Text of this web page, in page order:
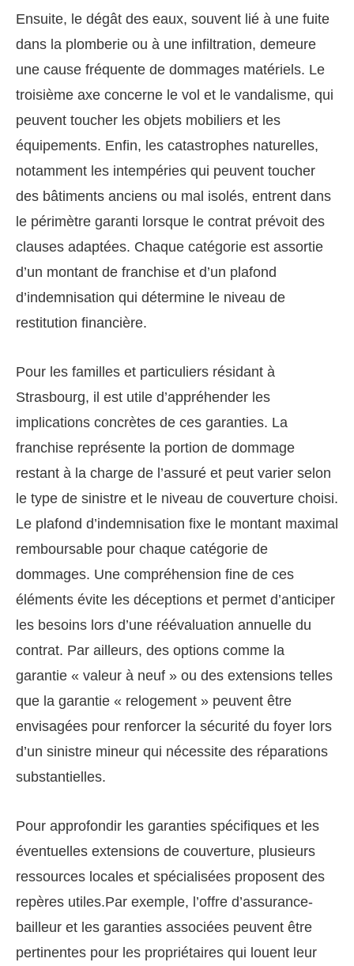
Ensuite, le dégât des eaux, souvent lié à une fuite
dans la plomberie ou à une infiltration, demeure
une cause fréquente de dommages matériels. Le
troisième axe concerne le vol et le vandalisme, qui
peuvent toucher les objets mobiliers et les
équipements. Enfin, les catastrophes naturelles,
notamment les intempéries qui peuvent toucher
des bâtiments anciens ou mal isolés, entrent dans
le périmètre garanti lorsque le contrat prévoit des
clauses adaptées. Chaque catégorie est assortie
d’un montant de franchise et d’un plafond
d’indemnisation qui détermine le niveau de
restitution financière.
Pour les familles et particuliers résidant à
Strasbourg, il est utile d’appréhender les
implications concrètes de ces garanties. La
franchise représente la portion de dommage
restant à la charge de l’assuré et peut varier selon
le type de sinistre et le niveau de couverture choisi.
Le plafond d’indemnisation fixe le montant maximal
remboursable pour chaque catégorie de
dommages. Une compréhension fine de ces
éléments évite les déceptions et permet d’anticiper
les besoins lors d’une réévaluation annuelle du
contrat. Par ailleurs, des options comme la
garantie « valeur à neuf » ou des extensions telles
que la garantie « relogement » peuvent être
envisagées pour renforcer la sécurité du foyer lors
d’un sinistre mineur qui nécessite des réparations
substantielles.
Pour approfondir les garanties spécifiques et les
éventuelles extensions de couverture, plusieurs
ressources locales et spécialisées proposent des
repères utiles.Par exemple, l’offre d’assurance-
bailleur et les garanties associées peuvent être
pertinentes pour les propriétaires qui louent leur